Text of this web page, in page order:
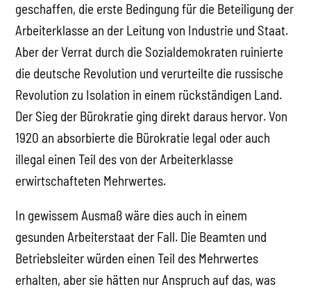
geschaffen, die erste Bedingung für die Beteiligung der
Arbeiterklasse an der Leitung von Industrie und Staat.
Aber der Verrat durch die Sozialdemokraten ruinierte
die deutsche Revolution und verurteilte die russische
Revolution zu Isolation in einem rückständigen Land.
Der Sieg der Bürokratie ging direkt daraus hervor. Von
1920 an absorbierte die Bürokratie legal oder auch
illegal einen Teil des von der Arbeiterklasse
erwirtschafteten Mehrwertes.
In gewissem Ausmaß wäre dies auch in einem
gesunden Arbeiterstaat der Fall. Die Beamten und
Betriebsleiter würden einen Teil des Mehrwertes
erhalten, aber sie hätten nur Anspruch auf das, was